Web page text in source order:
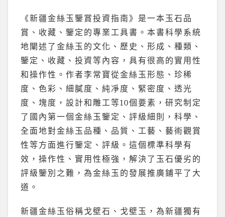
《新疆金絲玉鑒賞投資指南》是一本玉石品
賞、收藏、鑒定的專業工具書。本書科學系統
地闡述了金絲玉的文化、歷史、形成、種類、
鑒定、收藏、投資等內容，具有很高的實用性
和操作性。作者李常寶從金絲玉形態、珍稀
度、色彩、細膩度、純凈度、緊密度、透光
度、塊度，設計和雕工等10個要素，研究制定
了國內第一個金絲玉鑒定、評級細則，科學、
全面地對金絲玉品種、品質、工藝、藝術觀賞
性等方面進行鑒定、評級。這個標準科學有
效，操作性、實用性極強，解決了玉石優劣的
評級鑒別之難，為金絲玉的發展推廣鋪平了大
道。
新疆金絲玉俗稱戈壁石、戈壁玉，為新疆獨有